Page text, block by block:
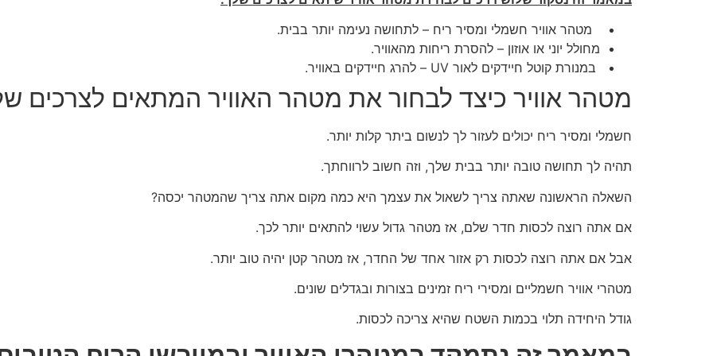
מטהר אוויר חשמלי ומסיר ריח – לתחושה נעימה יותר בבית.
מחולל יוני או אוזון – להסרת ריחות מהאוויר.
במנורת קוטל חיידקים לאור UV – להרג חיידקים באוויר.
מטהר אוויר כיצד לבחור את מטהר האוויר המתאים לצרכים
חשמלי ומסיר ריח יכולים לעזור לך לנשום ביתר קלות יותר.
תהיה לך תחושה טובה יותר בבית שלך, וזה חשוב לרווחתך.
השאלה הראשונה שאתה צריך לשאול את עצמך היא כמה מקום אתה צריך שהמטהר יכסה?
אם אתה רוצה לכסות חדר שלם, אז מטהר גדול עשוי להתאים יותר לכך.
אבל אם אתה רוצה לכסות רק אזור אחד של החדר, אז מטהר קטן יהיה טוב יותר.
מטהרי אוויר חשמליים ומסירי ריח זמינים בצורות ובגדלים שונים.
גודל היחידה תלוי בכמות השטח שהיא צריכה לכסות.